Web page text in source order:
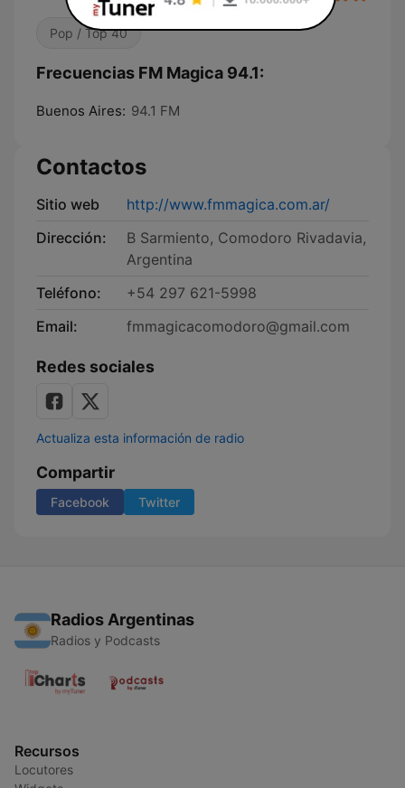
Pop / Top 40
Frecuencias FM Magica 94.1:
Buenos Aires: 94.1 FM
Contactos
Sitio web
http://www.fmmagica.com.ar/
Dirección:
B Sarmiento, Comodoro Rivadavia,
Argentina
Teléfono:
+54 297 621-5998
Email:
fmmagicacomodoro@gmail.com
Redes sociales
Actualiza esta información de radio
Compartir
Facebook Twitter
Radios Argentinas
Radios y Podcasts
Recursos
Locutores